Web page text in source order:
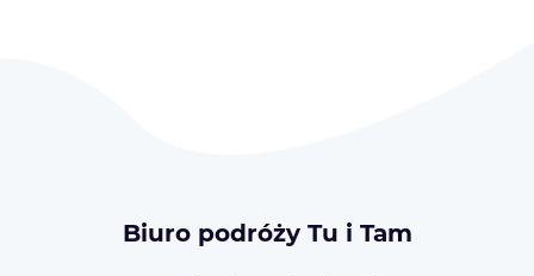
Biuro podróży Tu i Tam